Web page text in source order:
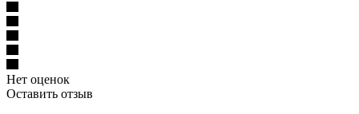
Нет оценок
Оставить отзыв